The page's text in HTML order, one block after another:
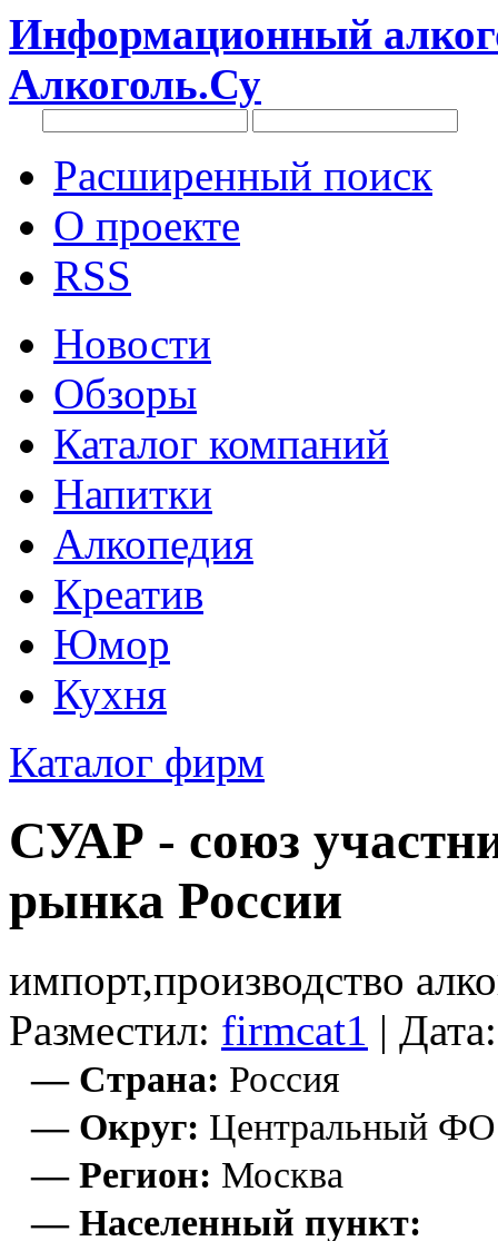
Информационный
Алкоголь.Су
Расширенный поиск
О проекте
RSS
Новости
Обзоры
Каталог компаний
Напитки
Алкопедия
Креатив
Юмор
Кухня
Каталог фирм
СУАР - союз
рынка России
импорт,производство
Разместил: firmcat1 |
— Страна: Россия
— Округ: Центральный ФО
— Регион: Москва
— Населенный пункт: